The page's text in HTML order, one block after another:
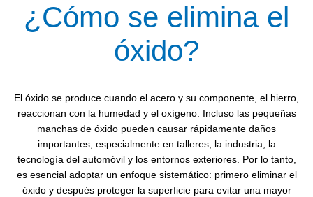
¿Cómo se elimina el
óxido?
El óxido se produce cuando el acero y su componente, el hierro,
reaccionan con la humedad y el oxígeno. Incluso las pequeñas
manchas de óxido pueden causar rápidamente daños
importantes, especialmente en talleres, la industria, la
tecnología del automóvil y los entornos exteriores. Por lo tanto,
es esencial adoptar un enfoque sistemático: primero eliminar el
óxido y después proteger la superficie para evitar una mayor